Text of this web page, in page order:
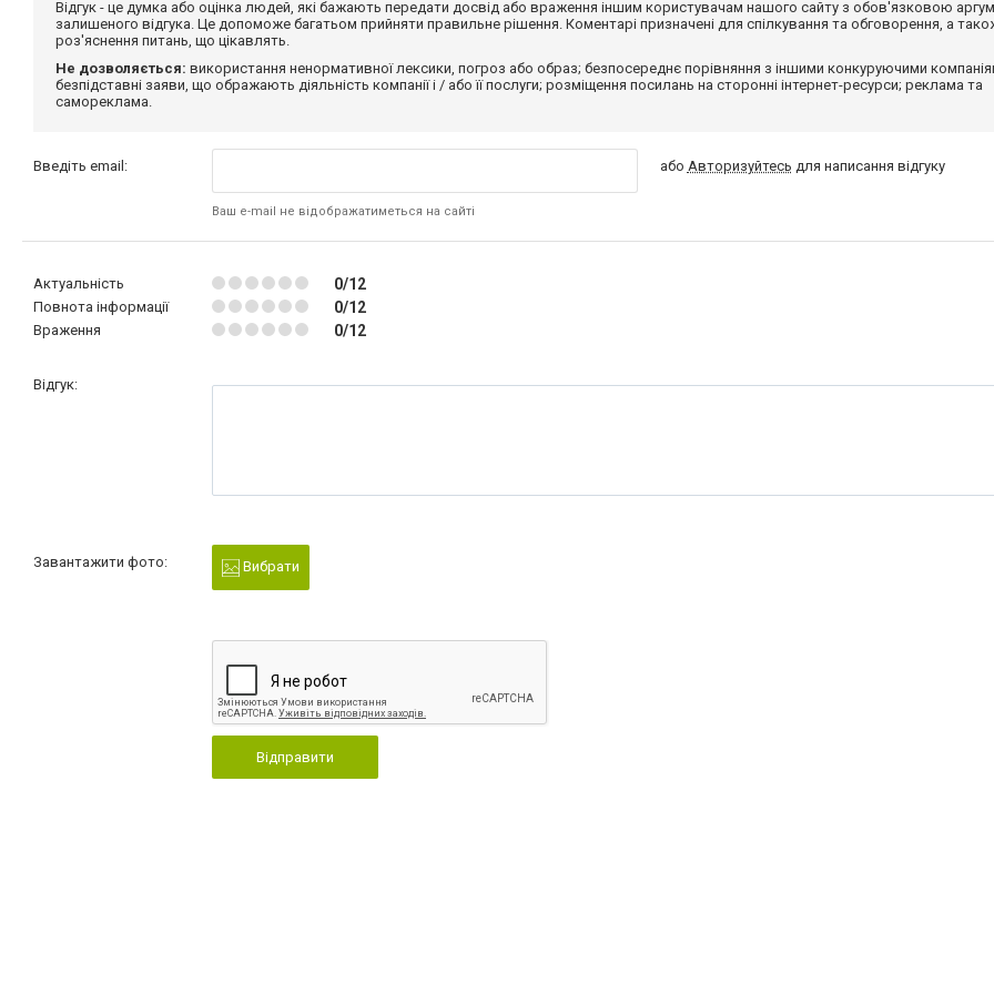
Відгук - це думка або оцінка людей, які бажають передати досвід або враження іншим користувачам нашого сайту з обов'язковою
залишеного відгука. Це допоможе багатьом прийняти правильне рішення. Коментарі призначені для спілкування та обговорення, а
роз'яснення питань, що цікавлять.
Не дозволяється: використання ненормативної лексики, погроз або образ; безпосереднє порівняння з іншими конкуруючими
безпідставні заяви, що ображають діяльність компанії і / або її послуги; розміщення посилань на сторонні інтернет-ресурси; реклама та
самореклама.
Введіть email:
Ваш e-mail не відображатиметься на сайті
або Авторизуйтесь для написання відгуку
Актуальність 0/12
Повнота інформації 0/12
Враження 0/12
Відгук:
Завантажити фото: Вибрати
Відправити